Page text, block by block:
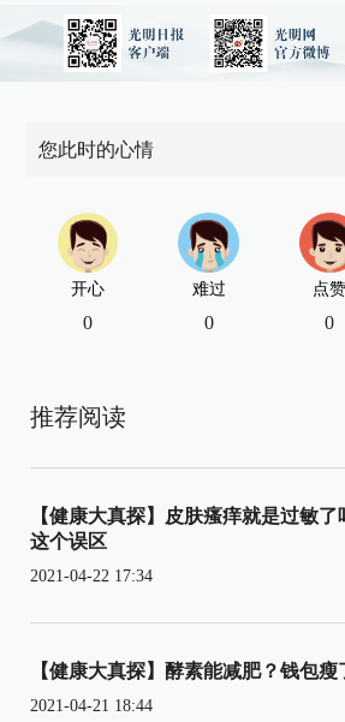
您此时的心情
开心
0
难过
0
点赞
0
推荐阅读
【健康大真探】皮肤瘙痒就是过敏
这个误区
2021-04-22 17:34
【健康大真探】酵素能减肥？钱包
2021-04-21 18:44